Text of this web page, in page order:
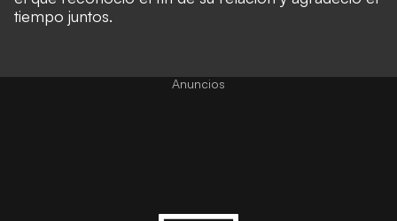
tiempo juntos.
Anuncios